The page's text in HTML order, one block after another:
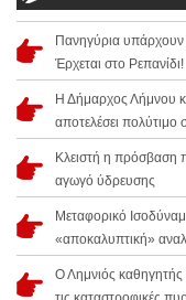
Πανηγύρια υπάρχουν
Έρχεται στο Ρεπανίδι!
Η Δήμαρχος Λήμνου
αποτελέσει
Κλειστή η πρόσβαση
αγωγό ύδρευσης
Μεταφορικό
«αποκαλυπτική»
Ο Λημνιός